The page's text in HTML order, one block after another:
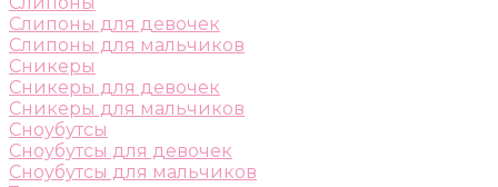
Слипоны для девочек
Слипоны для мальчиков
Сникеры
Сникеры для девочек
Сникеры для мальчиков
Сноубутсы
Сноубутсы для девочек
Сноубутсы для мальчиков